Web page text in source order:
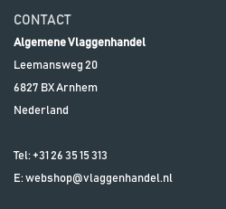
CONTACT
Algemene Vlaggenhandel
Leemansweg 20
6827 BXArnhem
Nederland
Tel: +31 26 35 15 313
E:webshop@vlaggenhandel.nl